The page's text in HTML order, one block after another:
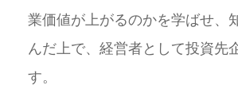
業価値が上がるのかを学ばせ、
んだ上で、経営者として投資先
す。